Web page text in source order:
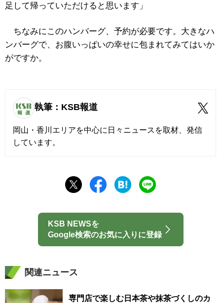
足して帰っていただけると思います」
ちなみにこのハンバーグ、予約が必要です。大きなハ
ンバーグで、お腹いっぱいの幸せに包まれてみてはいか
がですか。
執筆：KSB報道
岡山・香川エリアを中心に日々ニュースを取材、発信
しています。
KSB NEWSを
Google検索のお気に入りに登録
関連ニュース
専門店で楽しむ日本茶や抹茶づくしのカ